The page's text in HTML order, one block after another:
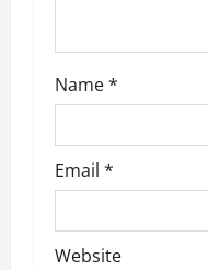
Name*
Email *
Website